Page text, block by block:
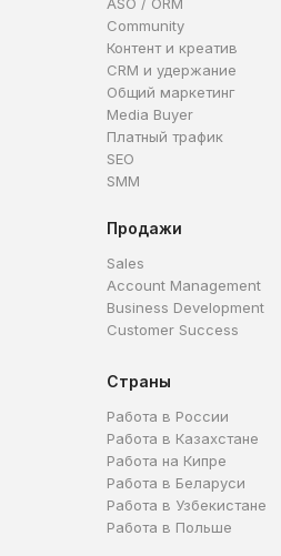
Community
Контент и креатив
CRM и удержание
Общий маркетинг
Media Buyer
Платный трафик
SEO
SMM
Продажи
Sales
Account Management
Business Development
Customer Success
Страны
Работа в России
Работа в Казахстане
Работа на Кипре
Работа в Беларуси
Работа в Узбекистане
Работа в Польше